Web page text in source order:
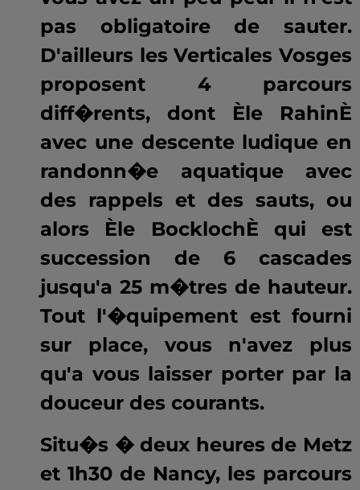
pas obligatoire de sauter.
D'ailleurs les Verticales Vosges
proposent 4 parcours
diff�rents, dont Èle RahinÈ
avec une descente ludique en
randonn�e aquatique avec
des rappels et des sauts, ou
alors Èle BocklochÈ qui est
succession de 6 cascades
jusqu'a 25 m�tres de hauteur.
Tout l'�quipement est fourni
sur place, vous n'avez plus
qu'a vous laisser porter par la
douceur des courants.
Situ�s � deux heures de Metz
et 1h30 de Nancy, les parcours